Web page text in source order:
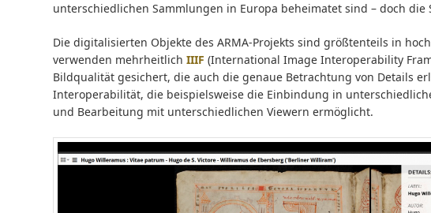
unterschiedlichen Sammlungen in Europa beheimatet sind – doch
Die digitalisierten Objekte des ARMA-Projekts sind größtenteils in
verwenden mehrheitlich IIIF (International Image Interoperability
Bildqualität gesichert, die auch die genaue Betrachtung von Details
Interoperabilität, die beispielsweise die Einbindung in
und Bearbeitung mit unterschiedlichen Viewern ermöglicht.